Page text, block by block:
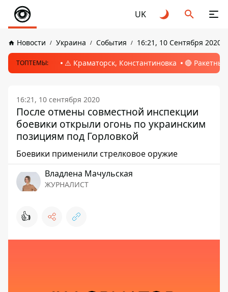
UK
Новости Украина События 16:21, 10 Сентября 2020
ТОПТЕМЫ: ⚠️ Краматорск, Константиновка 🔴
16:21, 10 сентября 2020
После отмены совместной инспекции
боевики открыли огонь по украинским
позициям под Горловкой
Боевики применили стрелковое оружие
Владлена Мачульская
ЖУРНАЛИСТ
👍